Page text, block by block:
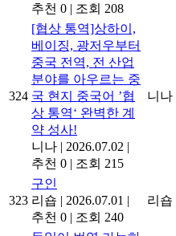
추천 0 | 조회 208
324
[협상 통역]상하이,
베이징, 광저우부터
중국 전역, 전 산업
분야를 아우르는 중
국 현지 중국어 ’협
상 통역‘ 완벽한 계
약 성사!
니나 | 2026.07.02 |
추천 0 | 조회 215
니나
323
구인
리숍 | 2026.07.01 |
추천 0 | 조회 240
리숍